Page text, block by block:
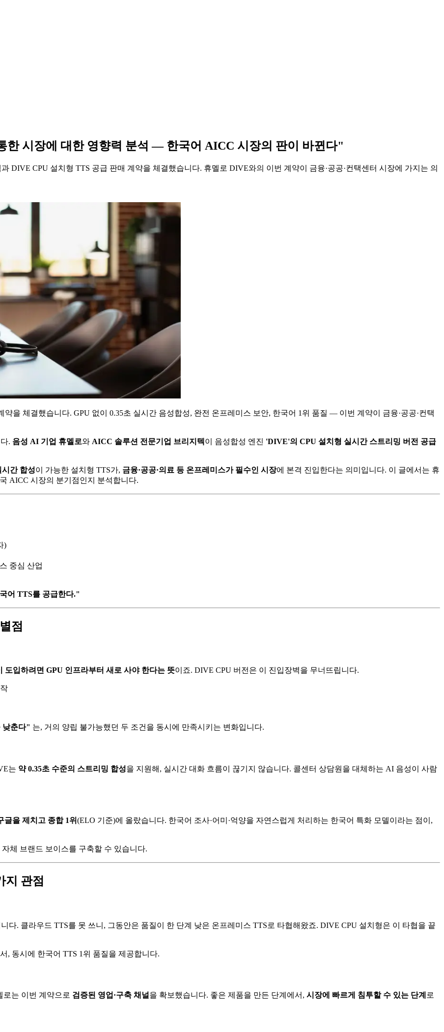
한 시장에 대한 영향력 분석 — 한국어 AICC 시장의 판이 바뀐다"
DIVE CPU 설치형 TTS 공급 판매 계약을 체결했습니다. 휴멜로 DIVE와의 이번 계약이 금융·공공·컨택센터 시장에 가지는 의
을 체결했습니다. GPU 없이 0.35초 실시간 음성합성, 완전 온프레미스 보안, 한국어 1위 품질 — 이번 계약이 금융·공공·컨택
. 음성 AI 기업 휴멜로와 AICC 솔루션 전문기업 브리지텍 이 음성합성 엔진 'DIVE'의 CPU 설치형 실시간 스트리밍 버전 공급
시간 합성이 가능한 설치형 TTS가, 금융·공공·의료 등 온프레미스가 필수인 시장에 본격 진입한다는 의미입니다. 이 글에서는 휴
AICC 시장의 분기점인지 분석합니다.
)
중심 산업
어 TTS를 공급한다."
점
도입하려면 GPU 인프라부터 새로 사야 한다는 뜻이죠. DIVE CPU 버전은 이 진입장벽을 무너뜨립니다.
낮춘다" 는, 거의 양립 불가능했던 두 조건을 동시에 만족시키는 변화입니다.
는 약 0.35초 수준의 스트리밍 합성을 지원해, 실시간 대화 흐름이 끊기지 않습니다. 콜센터 상담원을 대체하는 AI 음성이 사람
글을 제치고 종합 1위 (ELO 기준)에 올랐습니다. 한국어 조사·어미·억양을 자연스럽게 처리하는 한국어 특화 모델이라는 점이,
체 브랜드 보이스를 구축할 수 있습니다.
지 관점
다. 클라우드 TTS를 못 쓰니, 그동안은 품질이 한 단계 낮은 온프레미스 TTS로 타협해왔죠. DIVE CPU 설치형은 이 타협을 끝
, 동시에 한국어 TTS 1위 품질을 제공합니다.
로는 이번 계약으로 검증된 영업·구축 채널 을 확보했습니다. 좋은 제품을 만든 단계에서, 시장에 빠르게 침투할 수 있는 단계 로